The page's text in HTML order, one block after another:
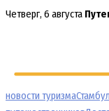
Перейти
Четверг, 6 августа
новости туризмаСтамбул